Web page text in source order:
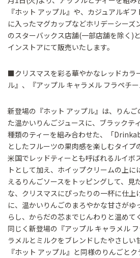
『ホット アップル』や、カジュアルギ
に入ったマグカップなどホリデーシーズ
のスターバックス店舗(一部店舗を除く)
インストアにて販売いたします。
■クリスマスを彩る華やかなレッドカラ
ル』、『アップル キャラメル フラペチー
新登場の『ホット アップル』は、りん
た温かいりんごジュースに、ブラックテ
種類のティーを組み合わせた、「
としたフルーツの果肉感を楽しむタイプ
米国でレッドティーとも呼ばれるルイボ
トとして加え、ホイップクリームの上
えるりんごソースをトッピングして、見
な、クリスマスにぴったりの一杯に仕上
に、温かいりんごのまろやかな甘さがゆ
らし、からだの芯までじんわりと温めて
同じく新登場の『アップル キャラメル
ラメルとミルクをブレンドしたやさしい
『ホット アップル』と同様のりんごと